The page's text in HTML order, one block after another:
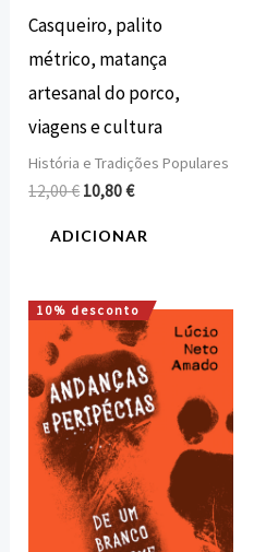
Casqueiro, palito
métrico, matança
artesanal do porco,
viagens e cultura
História e Tradições Populares
12,00€ 10,80€
ADICIONAR
10% desconto
O
preço
original
era:
15,00 €.
O
preço
atual
é:
13,50 €.